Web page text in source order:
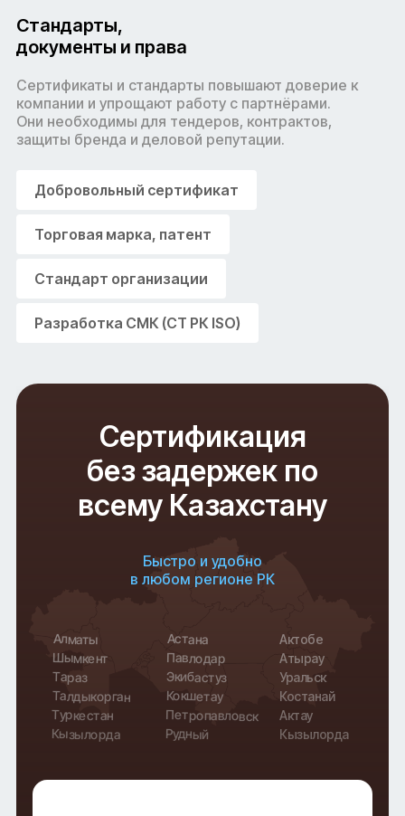
Добровольный сертификат
Cтандарт организации
Разработка СМК (СТ РК ISO)
Торговая марка, патент
Сертификаты и стандарты повышают доверие к
компании и упрощают работу с партнёрами.
Они необходимы для тендеров, контрактов,
защиты бренда и деловой репутации.
Стандарты,
документы и права
Актобе
Атырау
Уральск
Костанай
Актау
Кызылорда
Астана
Павлодар
Экибастуз
Кокшетау
Петропавловск
Рудный
Алматы
Шымкент
Тараз
Талдыкорган
Туркестан
Кызылорда
Быстро и удобно
в любом регионе РК
Сертификация
без задержек по
всему Казахстану